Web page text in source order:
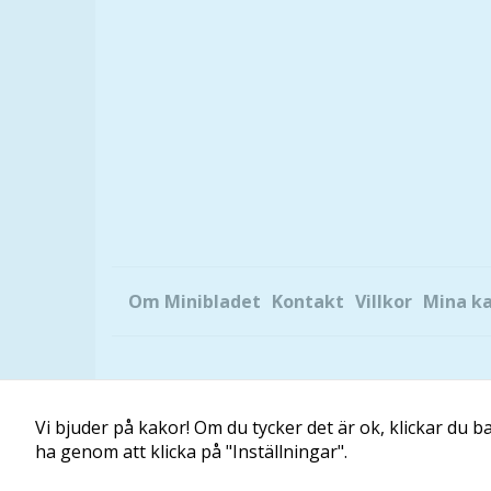
Om Minibladet Kontakt Villkor Mina
Vi bjuder på kakor! Om du tycker det är ok, klickar du
ha genom att klicka på "Inställningar".